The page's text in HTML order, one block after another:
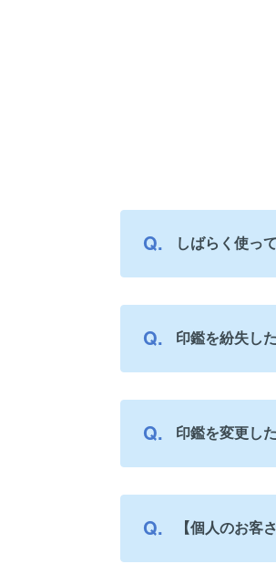
しばらく使っ
印鑑を紛失し
印鑑を変更し
【個人のお客